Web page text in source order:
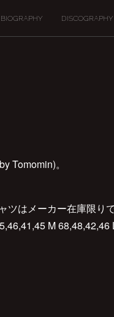
BIOGRAPHY DISCOGRAPHY
Tomomin)。
ツはメーカー在庫限り
M 68,48,42,46